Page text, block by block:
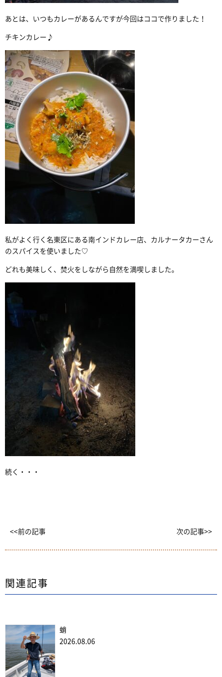
あとは、いつもカレーがあるんですが今回はココで作りました！
チキンカレー♪
私がよく行く名東区にある南インドカレー店、カルナータカーさん
のスパイスを使いました♡
どれも美味しく、焚火をしながら自然を満喫しました。
続く・・・
<<前の記事 次の記事>>
関連記事
蛸
2026.08.06